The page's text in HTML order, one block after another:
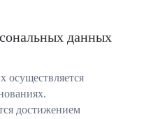
данных
осуществляется
достижением